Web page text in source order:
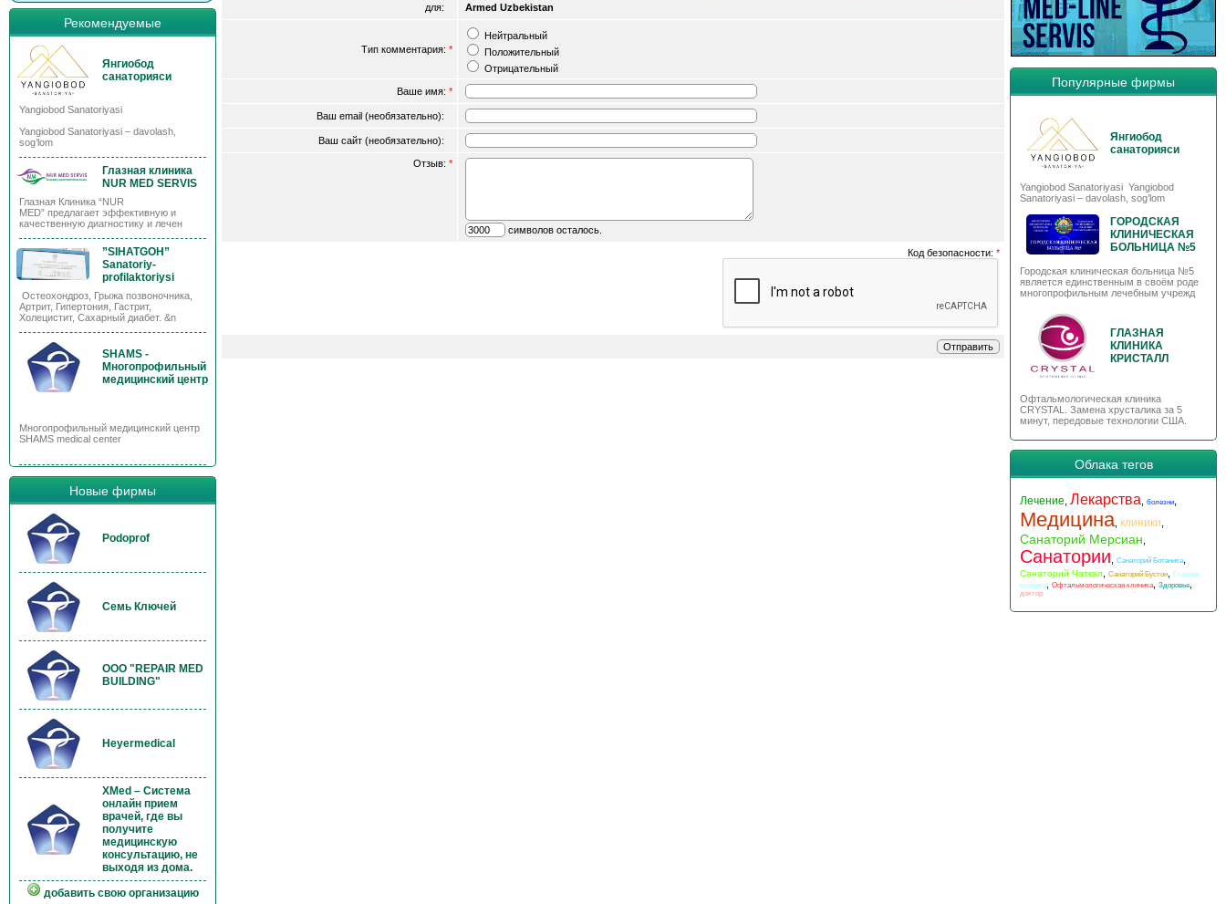
Рекомендуемые
Янгиобод
санаторияси
Yangiobod Sanatoriyasi
Yangiobod Sanatoriyasi – davolash,
sog’lom
Глазная клиника
NUR MED SERVIS
Глазная Клиника “NUR
MED” предлагает эффективную и
качественную диагностику и лечен
”SIHATGOH”
Sanatoriy-
profilaktoriysi
Остеохондроз, Грыжа позвоночника,
Артрит, Гипертония, Гастрит,
Холецистит, Сахарный диабет. &n
SHAMS -
Многопрофильный
медицинский центр
Многопрофильный медицинский центр
SHAMS medical center
Новые фирмы
Podoprof
Семь Ключей
OOO "REPAIR MED
BUILDING"
Heyermedical
XMed – Система
онлайн прием
врачей, где вы
получите
медицинскую
консультацию, не
выходя из дома.
добавить свою организацию
для: Armed Uzbekistan
Тип комментария: *
Нейтральный
Положительный
Отрицательный
Ваше имя: *
Ваш email (необязательно):
Ваш сайт (необязательно):
Отзыв: *
символов осталось.
Код безопасности: *
Популярные фирмы
Янгиобод
санаторияси
Yangiobod Sanatoriyasi Yangiobod
Sanatoriyasi – davolash, sog’lom
ГОРОДСКАЯ
КЛИНИЧЕСКАЯ
БОЛЬНИЦА №5
Городская клиническая больница №5
является единственным в своём роде
многопрофильным лечебным учрежд
ГЛАЗНАЯ
КЛИНИКА
КРИСТАЛЛ
Офтальмологическая клиника
CRYSTAL. Замена хрусталика за 5
минут, передовые технологии США.
Облака тегов
Лечение Лекарства болезни
Медицина клиники
Санаторий Мерсиан
Санатории Санаторий Ботаника
Санаторий Чаткал Санаторий Бустон
Глазная
клиника
Офтальмологическая клиника Здоровье
доктор